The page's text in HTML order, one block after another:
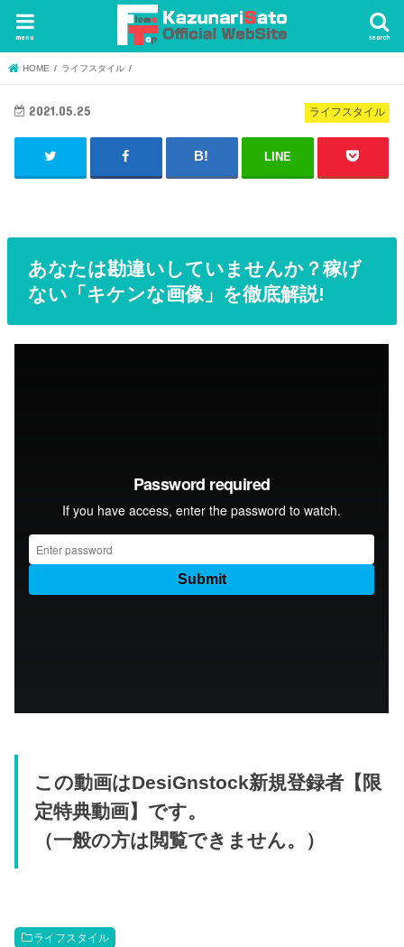
search
menu
HOME ライフスタイル
ライフスタイル
2021.05.25
LINE
あなたは勘違いしていませんか？稼げ
ない「キケンな画像」を徹底解説!
この動画はDesiGnstock新規登録者【限
定特典動画】です。
（一般の方は閲覧できません。）
ライフスタイル